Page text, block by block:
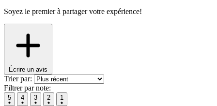
Soyez le premier à partager votre expérience!
Écrire un avis
Trier par:
Filtrer par note:
5 4 3 2 1